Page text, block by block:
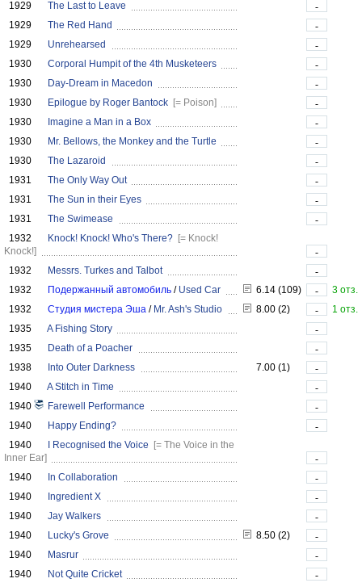
1929 The Last to Leave
-
1929
The Red Hand
-
1929
Unrehearsed
-
1930
Corporal Humpit of the 4th Musketeers
-
1930
Day-Dream in Macedon
-
1930
Epilogue by Roger Bantock [= Poison]
-
1930
Imagine a Man in a Box
-
1930
Mr. Bellows, the Monkey and the Turtle
-
1930
The Lazaroid
-
1931
The Only Way Out
-
1931
The Sun in their Eyes
-
1931
The Swimease
-
1932
Knock! Knock! Who's There? [= Knock!
Knock!]
-
1932
Messrs. Turkes and Talbot
-
1932
Подержанный автомобиль / Used Car 6.14 (109) -
3 отз.
1932
Студия мистера Эша / Mr. Ash's Studio 8.00 (2) -
1 отз.
1935
A Fishing Story
-
1935
Death of a Poacher
-
1938
Into Outer Darkness 7.00 (1)
-
1940
A Stitch in Time
-
1940
Farewell Performance
-
1940
Happy Ending?
-
1940
I Recognised the Voice
[= The Voice in the
Inner Ear]
-
1940
In Collaboration
-
1940
Ingredient X
-
1940
Jay Walkers
-
1940
Lucky's Grove 8.50 (2)
-
1940
Masrur
-
1940
Not Quite Cricket
-